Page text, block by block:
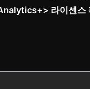
라이센스